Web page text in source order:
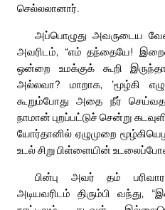
செல்லலானார்.
அப்பொழுது அவருடைய
அவரிடம், “எம் தந்தையே!
ஒன்றை உமக்குக் கூறி
அல்லவா? மாறாக, ‘மூழ்கி
கூறும்போது அதை நீர்
நாமான் புறப்பட்டுச் சென்று
யோர்தானில் ஏழுமுறை
உடல் சிறு பிள்ளையின்
பின்பு அவர் தம்
அடியவரிடம் திரும்பி வந்து,